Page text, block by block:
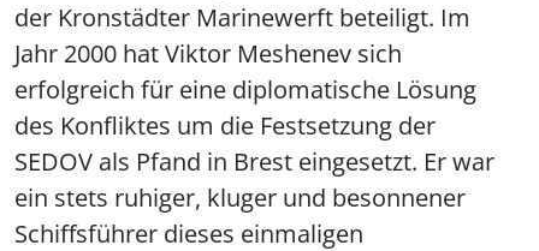
der Kronstädter Marinewerft beteiligt. Im
Jahr 2000 hat Viktor Meshenev sich
erfolgreich für eine diplomatische Lösung
des Konfliktes um die Festsetzung der
SEDOV als Pfand in Brest eingesetzt. Er war
ein stets ruhiger, kluger und besonnener
Schiffsführer dieses einmaligen